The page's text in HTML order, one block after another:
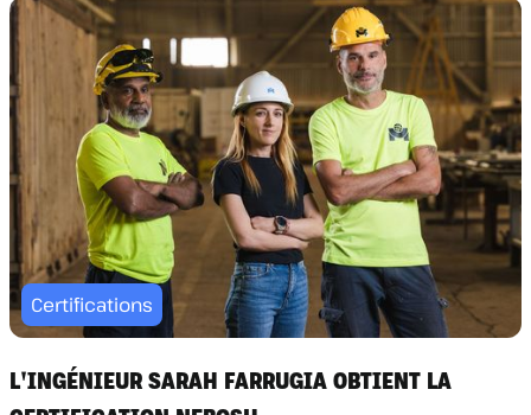
Certifications
L'INGÉNIEUR SARAH FARRUGIA OBTIENT LA